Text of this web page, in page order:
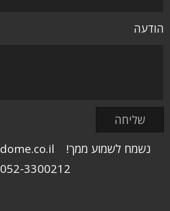
הודעה
052-3300212